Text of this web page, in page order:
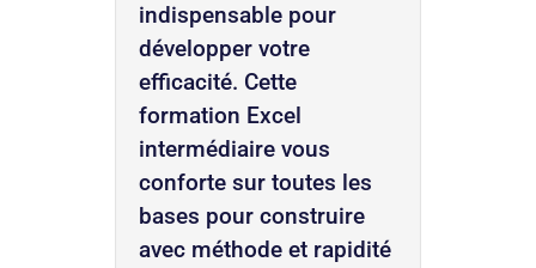
indispensable pour
développer votre
efficacité. Cette
formation Excel
intermédiaire vous
conforte sur toutes les
bases pour construire
avec méthode et rapidité